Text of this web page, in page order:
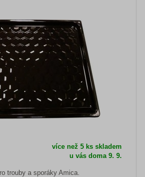
více než 5 ks skladem
u vás doma 9. 9.
trouby a sporáky Amica.